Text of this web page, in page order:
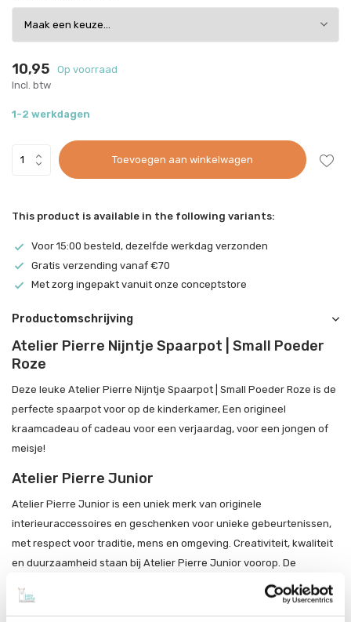
10,95
Op voorraad
Incl. btw
1-2 werkdagen
Toevoegen aan winkelwagen
This product is available in the following variants:
Voor 15:00 besteld, dezelfde werkdag verzonden
Gratis verzending vanaf €70
Met zorg ingepakt vanuit onze conceptstore
Productomschrijving
Atelier Pierre Nijntje Spaarpot | Small Poeder
Roze
Deze leuke Atelier Pierre Nijntje Spaarpot | Small Poeder Roze is de
perfecte spaarpot voor op de kinderkamer, Een origineel
kraamcadeau of cadeau voor een verjaardag, voor een jongen of
meisje!
Atelier Pierre Junior
Atelier Pierre Junior is een uniek merk van originele
interieuraccessoires en geschenken voor unieke gebeurtenissen,
met respect voor traditie, mens en omgeving. Creativiteit, kwaliteit
en duurzaamheid staan bij Atelier Pierre Junior voorop. De
geschenken & accessoires geven aan unieke belevenissen een
extra dimensie en laten familie en vrienden nog een tijdlang